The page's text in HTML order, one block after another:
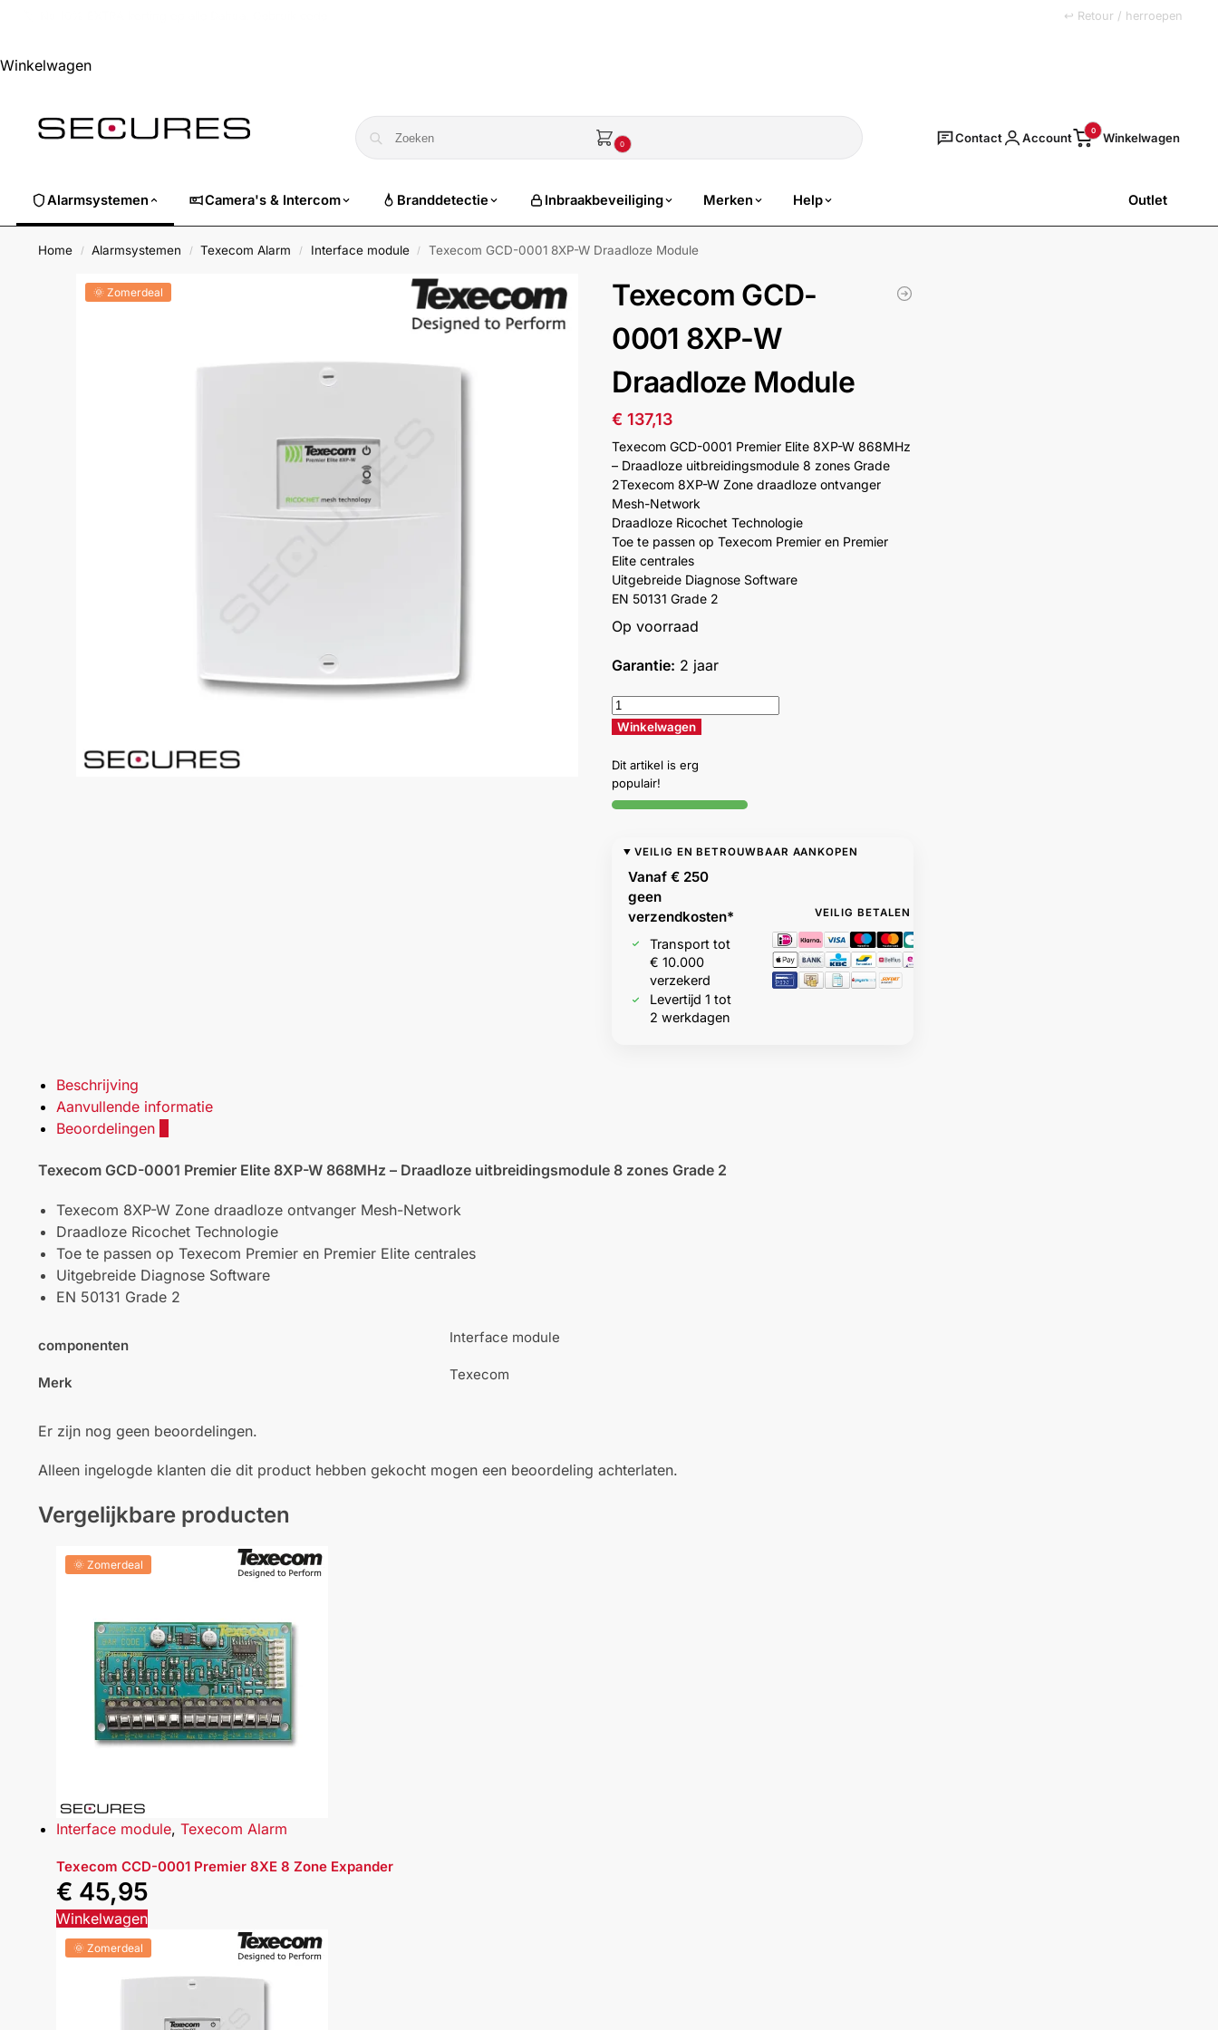
↩ Retour / herroepen
Winkelwagen
Zoeken
0 Contact Account 0
Alarmsystemen Camera's & Intercom Branddetectie Inbraakbeveiliging Merken Help Outlet
Home / Alarmsystemen / Texecom Alarm / Interface module / Texecom GCD-0001 8XP-W Draadloze Module
🌞 Zomerdeal
Texecom GCD-
0001 8XP-W
Draadloze Module
€ 137,13
Texecom GCD-0001 Premier Elite 8XP-W 868MHz
– Draadloze uitbreidingsmodule 8 zones Grade
2Texecom 8XP-W Zone draadloze ontvanger
Mesh-Network
Draadloze Ricochet Technologie
Toe te passen op Texecom Premier en Premier
Elite centrales
Uitgebreide Diagnose Software
EN 50131 Grade 2
Op voorraad
Garantie: 2 jaar
Winkelwagen
Dit artikel is erg
populair!
VEILIG EN BETROUWBAAR AANKOPEN
Vanaf € 250
geen
verzendkosten*
Transport tot
€ 10.000
verzekerd
Levertijd 1 tot
2 werkdagen
VEILIG BETALEN
Beschrijving
Aanvullende informatie
Beoordelingen
Texecom GCD-0001 Premier Elite 8XP-W 868MHz – Draadloze uitbreidingsmodule 8 zones Grade 2
Texecom 8XP-W Zone draadloze ontvanger Mesh-Network
Draadloze Ricochet Technologie
Toe te passen op Texecom Premier en Premier Elite centrales
Uitgebreide Diagnose Software
EN 50131 Grade 2
componenten Interface module
Merk Texecom
Er zijn nog geen beoordelingen.
Alleen ingelogde klanten die dit product hebben gekocht mogen een beoordeling achterlaten.
Vergelijkbare producten
🌞 Zomerdeal
Interface module, Texecom Alarm
Texecom CCD-0001 Premier 8XE 8 Zone Expander
€ 45,95
Winkelwagen
🌞 Zomerdeal